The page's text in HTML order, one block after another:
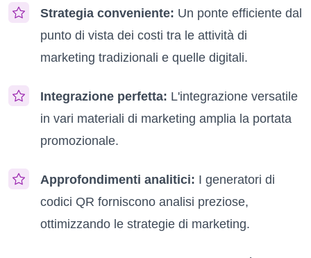
Strategia conveniente: Un ponte efficiente dal
punto di vista dei costi tra le attività di
marketing tradizionali e quelle digitali.
Integrazione perfetta: L'integrazione versatile
in vari materiali di marketing amplia la portata
promozionale.
Approfondimenti analitici: I generatori di
codici QR forniscono analisi preziose,
ottimizzando le strategie di marketing.